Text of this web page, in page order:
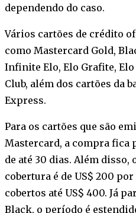
dependendo do caso.
Vários cartões de crédito
como Mastercard Gold,
Infinite Elo, Elo Grafite,
Club, além dos cartões da
Express.
Para os cartões que são
Mastercard, a compra fica
de até 30 dias. Além disso,
cobertura é de US$ 200
cobertos até US$ 400. Já
Black, o período é